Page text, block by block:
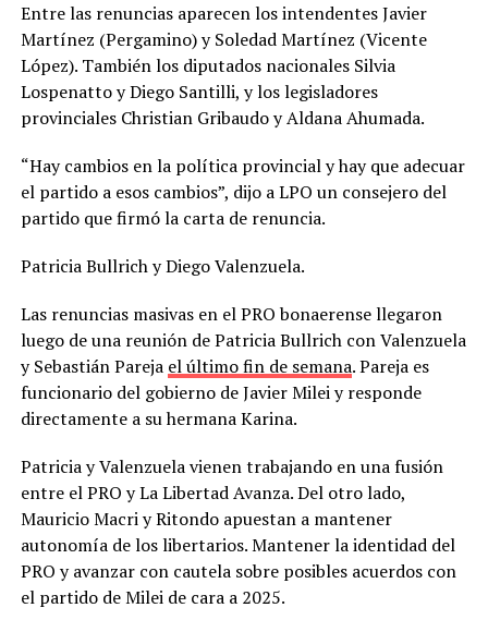
Entre las renuncias aparecen los intendentes Javier
Martínez (Pergamino) y Soledad Martínez (Vicente
López). También los diputados nacionales Silvia
Lospenatto y Diego Santilli, y los legisladores
provinciales Christian Gribaudo y Aldana Ahumada.
“Hay cambios en la política provincial y hay que adecuar
el partido a esos cambios”, dijo a LPO un consejero del
partido que firmó la carta de renuncia.
Patricia Bullrich y Diego Valenzuela.
Las renuncias masivas en el PRO bonaerense llegaron
luego de una reunión de Patricia Bullrich con Valenzuela
y Sebastián Pareja el último fin de semana. Pareja es
funcionario del gobierno de Javier Milei y responde
directamente a su hermana Karina.
Patricia y Valenzuela vienen trabajando en una fusión
entre el PRO y La Libertad Avanza. Del otro lado,
Mauricio Macri y Ritondo apuestan a mantener
autonomía de los libertarios. Mantener la identidad del
PRO y avanzar con cautela sobre posibles acuerdos con
el partido de Milei de cara a 2025.